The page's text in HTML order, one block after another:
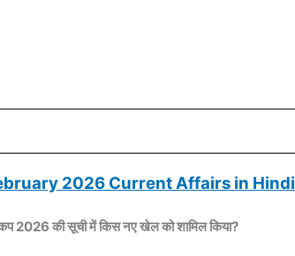
2026 Current Affairs in Hindi
2026 की सूची में किस नए खेल को शामिल किया?